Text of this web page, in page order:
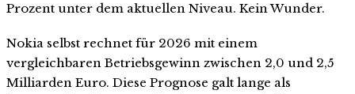
Prozent unter dem aktuellen Niveau. Kein Wunder.
Nokia selbst rechnet für 2026 mit einem
vergleichbaren Betriebsgewinn zwischen 2,0 und 2,5
Milliarden Euro. Diese Prognose galt lange als